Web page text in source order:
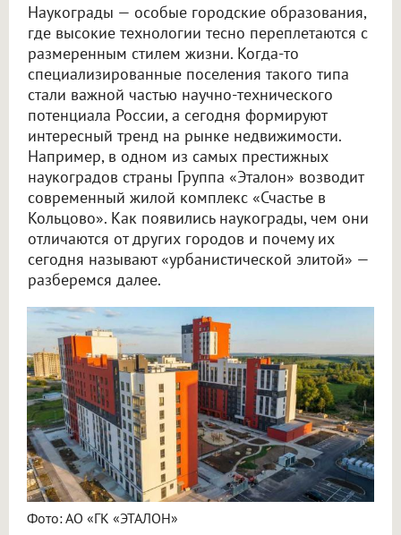
Наукограды — особые городские образования,
где высокие технологии тесно переплетаются с
размеренным стилем жизни. Когда-то
специализированные поселения такого типа
стали важной частью научно-технического
потенциала России, а сегодня формируют
интересный тренд на рынке недвижимости.
Например, в одном из самых престижных
наукоградов страны Группа «Эталон» возводит
современный жилой комплекс «Счастье в
Кольцово». Как появились наукограды, чем они
отличаются от других городов и почему их
сегодня называют «урбанистической элитой» —
разберемся далее.
Фото: АО «ГК «ЭТАЛОН»